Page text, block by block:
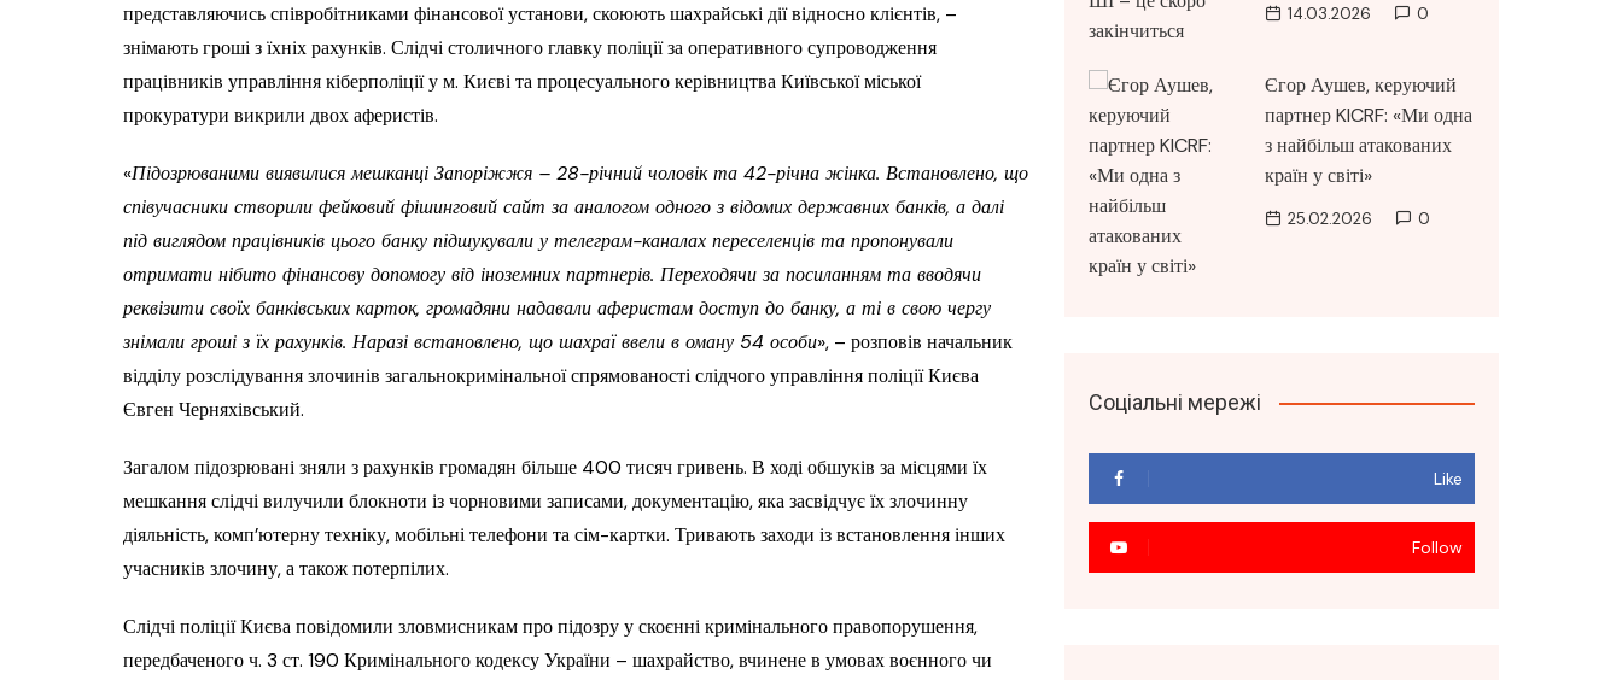
представляючись співробітниками фінансової установи, скоюють шахрайські дії відносно клієнтів, –
знімають гроші з їхніх рахунків. Слідчі столичного главку поліції за оперативного супроводження
працівників управління кіберполіції у м. Києві та процесуального керівництва Київської міської
прокуратури викрили двох аферистів.
«Підозрюваними виявилися мешканці Запоріжжя – 28-річний чоловік та 42-річна жінка. Встановлено, що
співучасники створили фейковий фішинговий сайт за аналогом одного з відомих державних банків, а далі
під виглядом працівників цього банку підшукували у телеграм-каналах переселенців та пропонували
отримати нібито фінансову допомогу від іноземних партнерів. Переходячи за посиланням та вводячи
реквізити своїх банківських карток, громадяни надавали аферистам доступ до банку, а ті в свою чергу
знімали гроші з їх рахунків. Наразі встановлено, що шахраї ввели в оману 54 особи», – розповів начальник
відділу розслідування злочинів загальнокримінальної спрямованості слідчого управління поліції Києва
Євген Черняхівський.
Загалом підозрювані зняли з рахунків громадян більше 400 тисяч гривень. В ході обшуків за місцями їх
мешкання слідчі вилучили блокноти із чорновими записами, документацію, яка засвідчує їх злочинну
діяльність, комп’ютерну техніку, мобільні телефони та сім-картки. Тривають заходи із встановлення інших
учасників злочину, а також потерпілих.
Слідчі поліції Києва повідомили зловмисникам про підозру у скоєнні кримінального правопорушення,
передбаченого ч. 3 ст. 190 Кримінального кодексу України – шахрайство, вчинене в умовах воєнного чи
14.03.2026 0
Єгор Аушев, керуючий
партнер KICRF: «Ми одна
з найбільш атакованих
країн у світі»
25.02.2026 0
Соціальні мережі
Like
Follow